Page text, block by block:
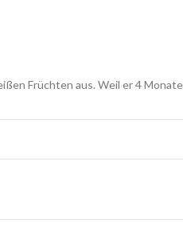
Früchten aus. Weil er 4